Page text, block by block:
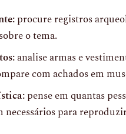
procure registros
o tema.
analise armas e
com achados em
pense em quantas
necessários para